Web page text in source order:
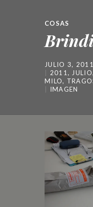
COSAS
JULIO 3, 2011
2011 , JULIO,
MILO,
IMAGEN